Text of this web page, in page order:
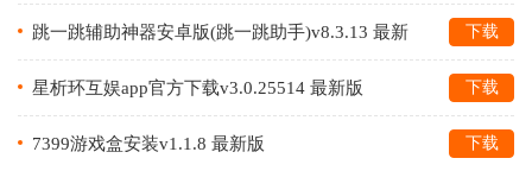
跳一跳辅助神器安卓版(跳一跳助手)v8.3.13 最新
下载
星析环互娱app官方下载v3.0.25514 最新版 下载
7399游戏盒安装v1.1.8 最新版 下载